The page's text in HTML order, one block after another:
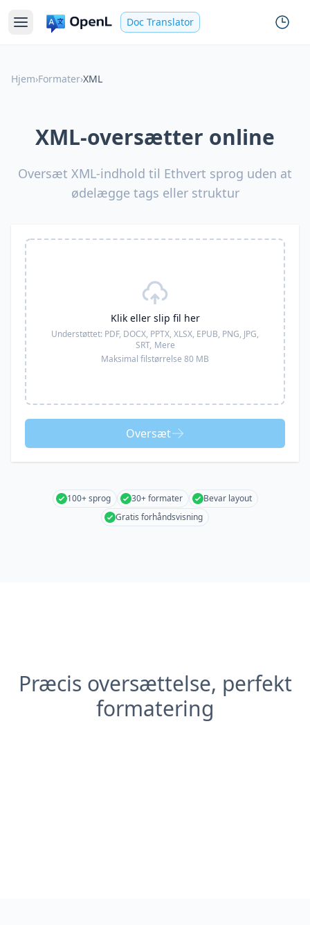
Doc Translator
Hjem›Formater›XML
XML-oversætter online
Oversæt XML-indhold til Ethvert sprog uden at
ødelægge tags eller struktur
Klik eller slip fil her
Understøttet: PDF, DOCX, PPTX, XLSX, EPUB, PNG, JPG,
SRT, Mere
Maksimal filstørrelse 80 MB
Oversæt
100+ sprog 30+ formater
Bevar layout
Gratis forhåndsvisning
Præcis oversættelse, perfekt
formatering